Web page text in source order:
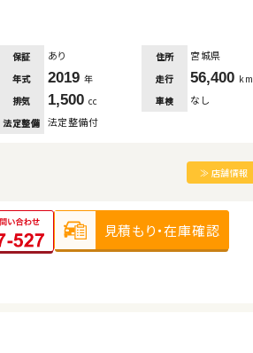
保証 あり 住所 宮城県
年式 2019 年 走行 56,400 km
排気
1,500 cc 車検 なし
法定整備 法定整備付
≫ 店舗情報
見積もり・在庫確認